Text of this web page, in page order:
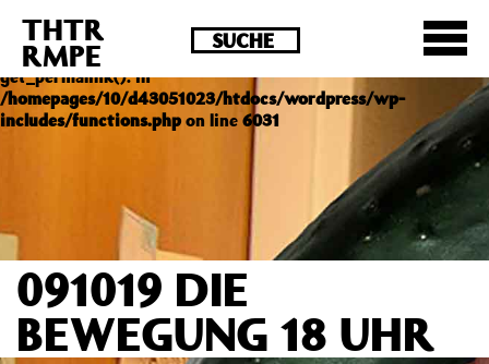
Deprecated : Die Funktion post_permalink ist seit
Version 4.4.0 veraltet! Verwende stattdessen
get_permalink(). in
/homepages/10/d43051023/htdocs/wordpress/wp-
includes/functions.phpon line 6031
THTR
RMPE
091019 DIE
BEWEGUNG 18 UHR